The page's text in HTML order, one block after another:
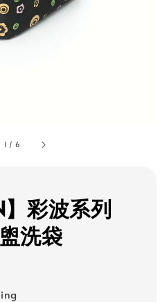
1 / 6
】彩波系列
洗袋